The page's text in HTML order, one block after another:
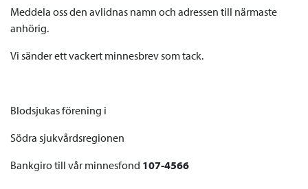
Meddela oss den avlidnas namn och adressen till närmaste
anhörig.
Vi sänder ett vackert minnesbrev som tack.
Blodsjukas förening i
Södra sjukvårdsregionen
Bankgiro till vår minnesfond 107-4566